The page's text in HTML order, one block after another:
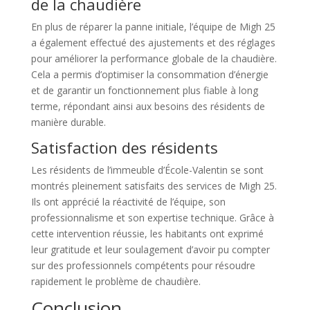
de la chaudière
En plus de réparer la panne initiale, l’équipe de Migh 25
a également effectué des ajustements et des réglages
pour améliorer la performance globale de la chaudière.
Cela a permis d’optimiser la consommation d’énergie
et de garantir un fonctionnement plus fiable à long
terme, répondant ainsi aux besoins des résidents de
manière durable.
Satisfaction des résidents
Les résidents de l’immeuble d’École-Valentin se sont
montrés pleinement satisfaits des services de Migh 25.
Ils ont apprécié la réactivité de l’équipe, son
professionnalisme et son expertise technique. Grâce à
cette intervention réussie, les habitants ont exprimé
leur gratitude et leur soulagement d’avoir pu compter
sur des professionnels compétents pour résoudre
rapidement le problème de chaudière.